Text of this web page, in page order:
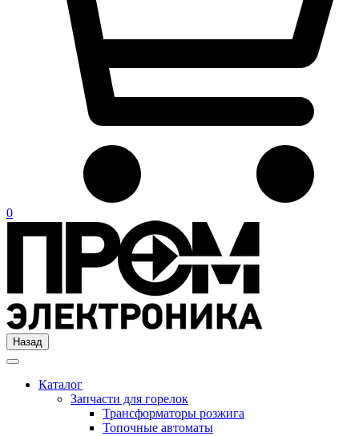
0
Назад
Каталог
Запчасти для горелок
Трансформаторы розжига
Топочные автоматы